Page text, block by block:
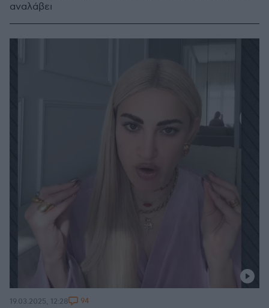
αναλάβει
19.03.2025, 12:28 94